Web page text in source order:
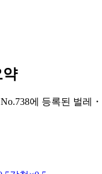
약
에 등록된 벌레